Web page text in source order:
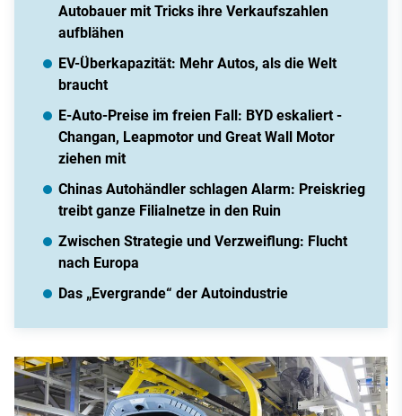
Autobauer mit Tricks ihre Verkaufszahlen
aufblähen
EV-Überkapazität: Mehr Autos, als die Welt
braucht
E-Auto-Preise im freien Fall: BYD eskaliert -
Changan, Leapmotor und Great Wall Motor
ziehen mit
Chinas Autohändler schlagen Alarm: Preiskrieg
treibt ganze Filialnetze in den Ruin
Zwischen Strategie und Verzweiflung: Flucht
nach Europa
Das „Evergrande“ der Autoindustrie